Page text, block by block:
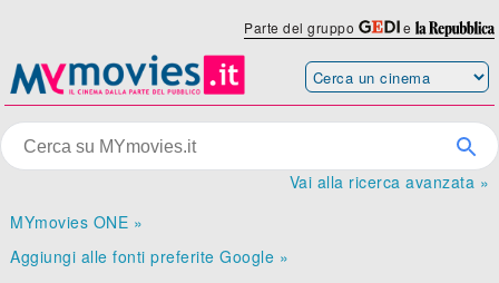
Parte del gruppo e
Vai alla ricerca avanzata »
MYmovies ONE »
Aggiungi alle fonti preferite Google »